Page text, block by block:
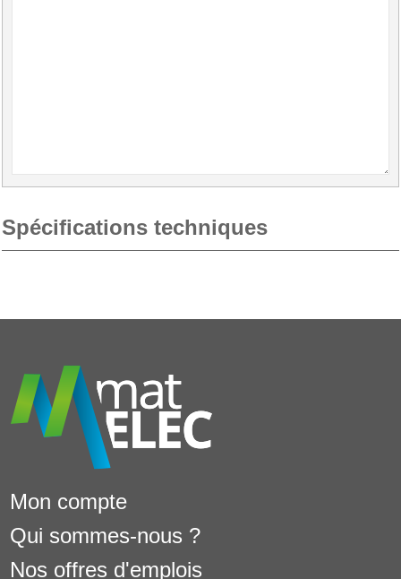
Spécifications techniques
Mon compte
Qui sommes-nous ?
Nos offres d'emplois